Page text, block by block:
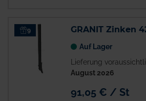
9 GRANIT Zinken
Auf Lager
Lieferung
August 2026
91,05 € / St